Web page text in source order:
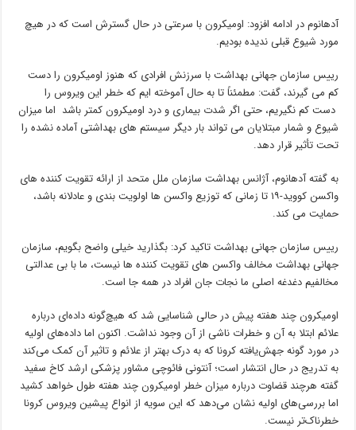
آدهانوم در ادامه افزود: اومیکرون با سرعتی در حال گسترش است که در هیچ
مورد شیوع قبلی ندیده بودیم.
رییس سازمان جهانی بهداشت با سرزنش افرادی که هنوز اومیکرون را دست
کم می گیرند، گفت: مطمئناً تا به حال آموخته ایم که خطر این ویروس را
دست کم نگیریم، حتی اگر شدت بیماری و درد اومیکرون کمتر باشد اما میزان
شیوع و شمار مبتلایان می تواند بار دیگر سیستم های بهداشتی آماده نشده را
تحت تأثیر قرار دهد.
به گفته آدهانوم، آژانس بهداشت سازمان ملل متحد از ارائه تقویت کننده های
واکسن کووید-۱۹ تا زمانی که توزیع واکسن ها اولویت بندی و عادلانه باشد،
حمایت می کند.
رییس سازمان جهانی بهداشت تاکید کرد: بگذارید خیلی واضح بگویم، سازمان
جهانی بهداشت مخالف واکسن های تقویت کننده ها نیست، ما با بی عدالتی
مخالفیم دغدغه اصلی ما نجات جان افراد در همه جا است.
اومیکرون چند هفته پیش در حالی شناسایی شد که هیچ‌گونه داده‌ای درباره
علائم ابتلا به آن و خطرات ناشی از آن وجود نداشت. اکنون اما داده‌های اولیه
در مورد گونه جهش‌یافته کرونا که به درک بهتر از علائم و تاثیر آن کمک می‌کند
به تدریج در حال انتشار است؛ آنتونی فائوچی مشاور پزشکی ارشد کاخ سفید
گفته هرچند قضاوت درباره میزان خطر اومیکرون چند هفته طول خواهد کشید
اما بررسی‌های اولیه نشان می‌دهد که این سویه از انواع پیشین ویروس کرونا
خطرناک‌تر نیست.